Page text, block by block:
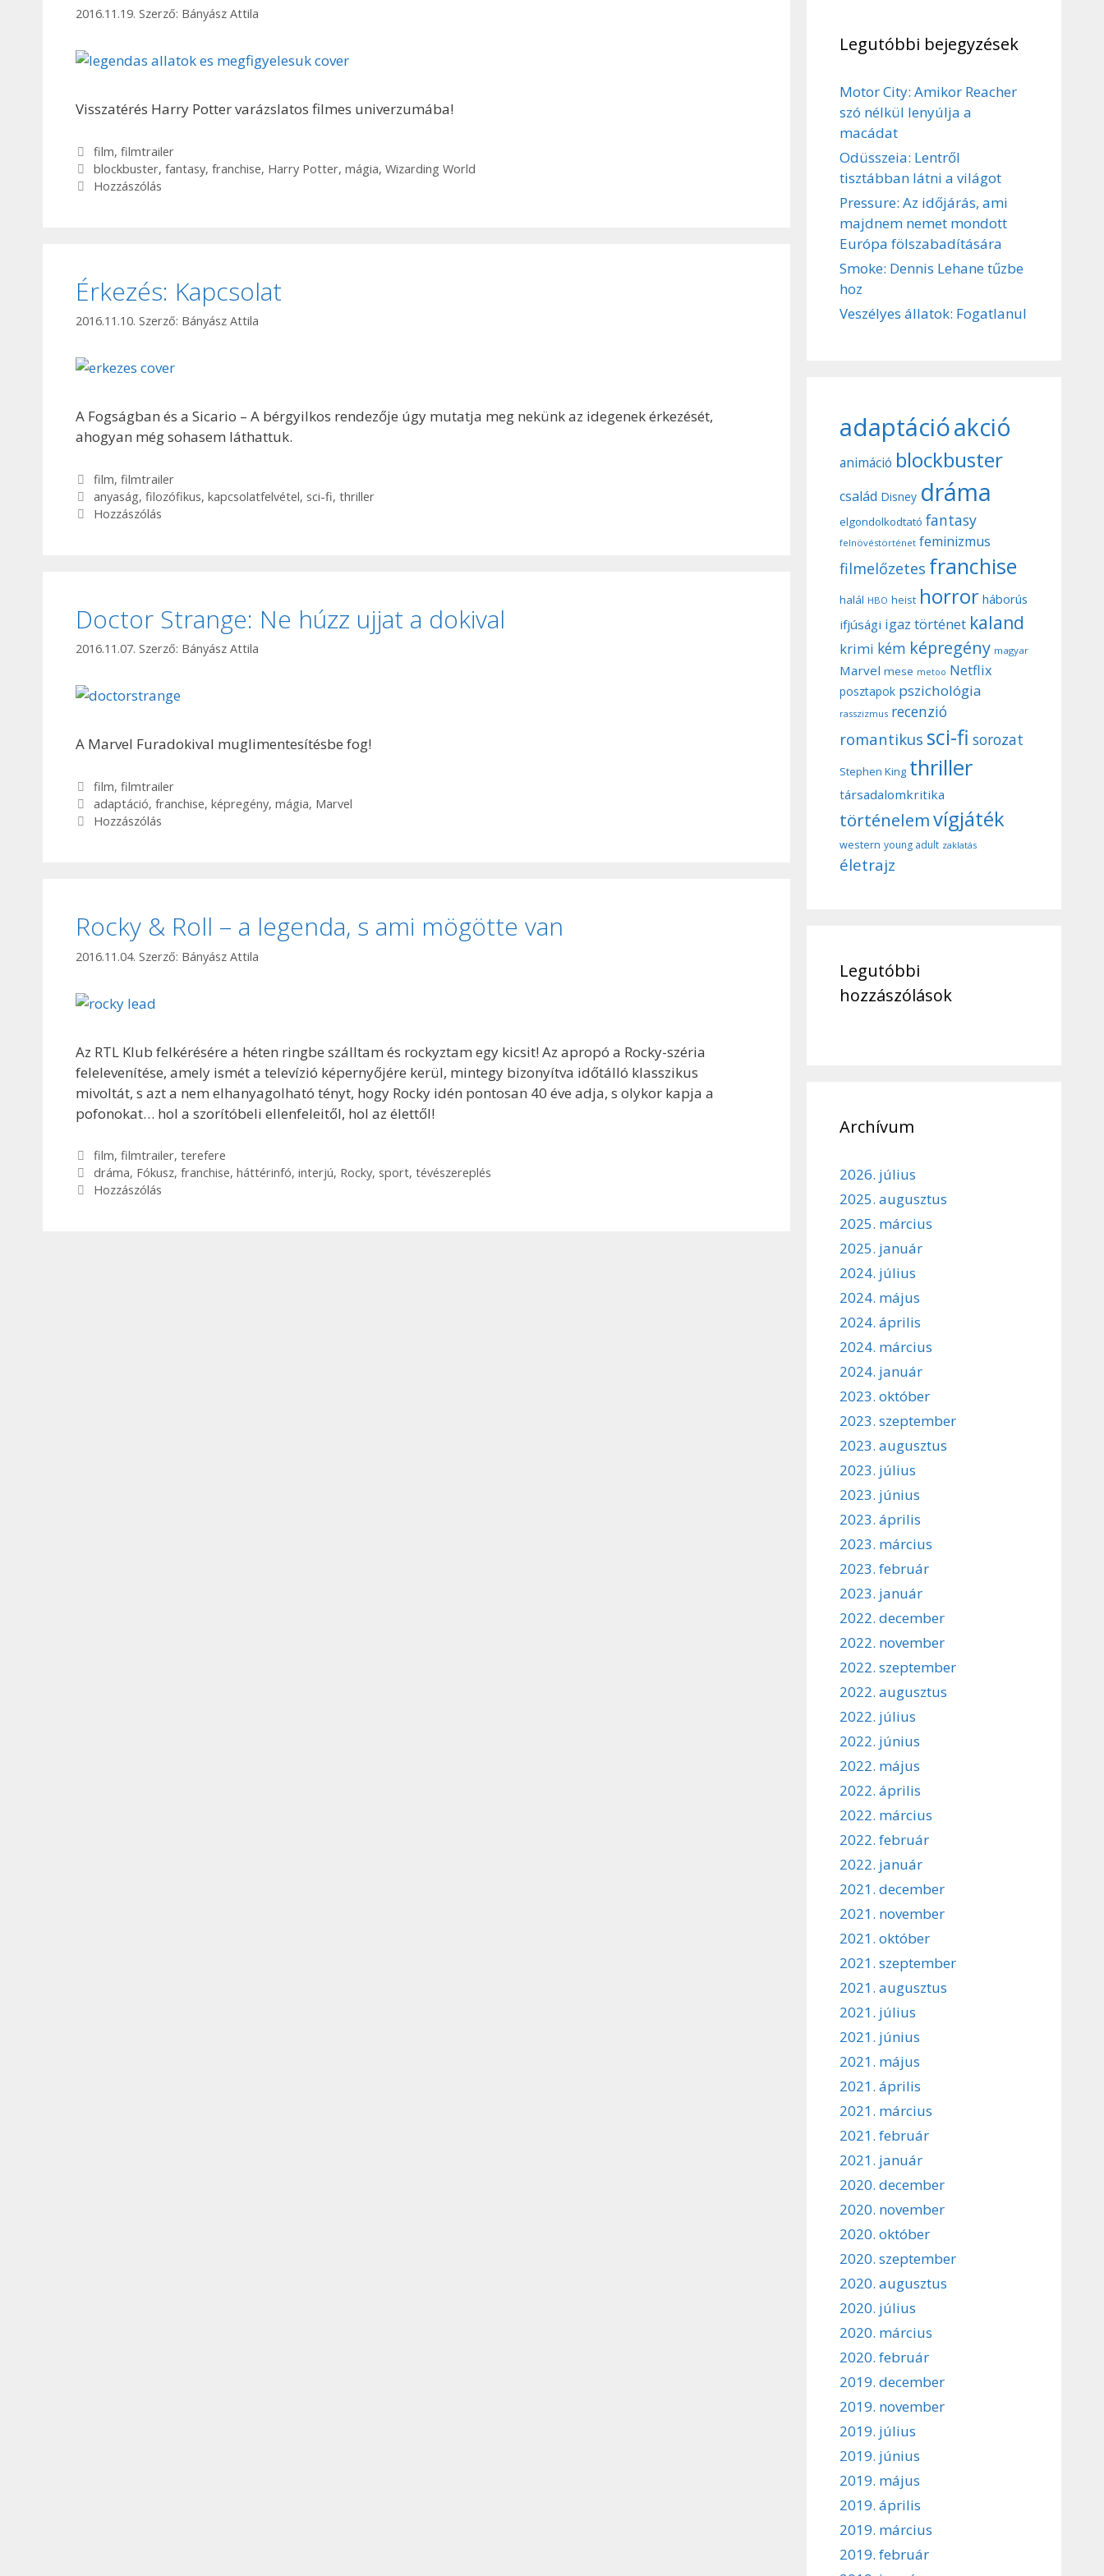
2016.11.19. Szerző: Bányász Attila
Visszatérés Harry Potter varázslatos filmes univerzumába!
Kategória
film, filmtrailer
Címkék
blockbuster, fantasy, franchise, Harry Potter, mágia, Wizarding World
Hozzászólás
Érkezés: Kapcsolat
2016.11.10. Szerző: Bányász Attila
A Fogságban és a Sicario – A bérgyilkos rendezője úgy mutatja meg nekünk az idegenek érkezését,
ahogyan még sohasem láthattuk.
Kategória
film, filmtrailer
Címkék
anyaság, filozófikus, kapcsolatfelvétel, sci-fi, thriller
Hozzászólás
Doctor Strange: Ne húzz ujjat a dokival
2016.11.07. Szerző: Bányász Attila
A Marvel Furadokival muglimentesítésbe fog!
Kategória
film, filmtrailer
Címkék
adaptáció, franchise, képregény, mágia, Marvel
Hozzászólás
Rocky & Roll – a legenda, s ami mögötte van
2016.11.04. Szerző: Bányász Attila
Az RTL Klub felkérésére a héten ringbe szálltam és rockyztam egy kicsit! Az apropó a Rocky-széria
felelevenítése, amely ismét a televízió képernyőjére kerül, mintegy bizonyítva időtálló klasszikus
mivoltát, s azt a nem elhanyagolható tényt, hogy Rocky idén pontosan 40 éve adja, s olykor kapja a
pofonokat… hol a szorítóbeli ellenfeleitől, hol az élettől!
Kategória
film, filmtrailer, terefere
Címkék
dráma, Fókusz, franchise, háttérinfó, interjú, Rocky, sport, tévészereplés
Hozzászólás
Legutóbbi bejegyzések
Motor City: Amikor Reacher
szó nélkül lenyúlja a
macádat
Odüsszeia: Lentről
tisztábban látni a világot
Pressure: Az időjárás, ami
majdnem nemet mondott
Európa fölszabadítására
Smoke: Dennis Lehane tűzbe
hoz
Veszélyes állatok: Fogatlanul
adaptációakció
animáció blockbuster
család Disney dráma
elgondolkodtató fantasy
felnövéstörténet feminizmus
filmelőzetes franchise
halál HBO heist horror háborús
ifjúsági igaz történet kaland
krimi kém képregény magyar
Marvel mese metoo Netflix
posztapok pszichológia
rasszizmus recenzió
romantikus sci-fi sorozat
Stephen King thriller
társadalomkritika
történelemvígjáték
western young adult zaklatás
életrajz
Legutóbbi
hozzászólások
Archívum
2026. július
2025. augusztus
2025. március
2025. január
2024. július
2024. május
2024. április
2024. március
2024. január
2023. október
2023. szeptember
2023. augusztus
2023. július
2023. június
2023. április
2023. március
2023. február
2023. január
2022. december
2022. november
2022. szeptember
2022. augusztus
2022. július
2022. június
2022. május
2022. április
2022. március
2022. február
2022. január
2021. december
2021. november
2021. október
2021. szeptember
2021. augusztus
2021. július
2021. június
2021. május
2021. április
2021. március
2021. február
2021. január
2020. december
2020. november
2020. október
2020. szeptember
2020. augusztus
2020. július
2020. március
2020. február
2019. december
2019. november
2019. július
2019. június
2019. május
2019. április
2019. március
2019. február